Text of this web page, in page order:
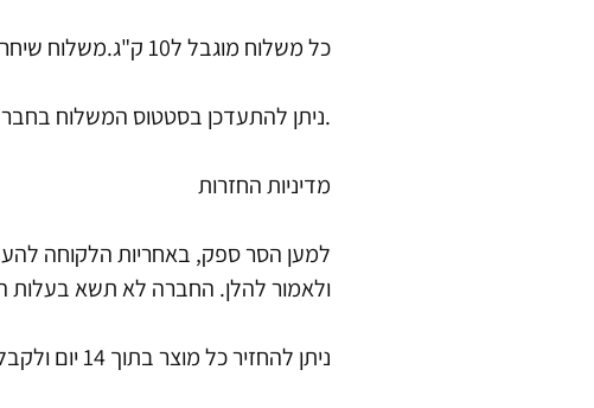
כל משלוח מוגבל ל10 ק"ג.משלוח שיחרוג ממשקל זה יחויב בעלות משלוח נוספת בגובה 25 ש"ח.
.ניתן להתעדכן בסטטוס המשלוח
מדיניות החזרות
למען הסר ספק, באחריות הלקוחה
ולאמור להלן. החברה לא תשא בעלות
ניתן להחזיר כל מוצר בתוך 14 יום ולקבל את הכסף ששולם עבורו בחזרה.